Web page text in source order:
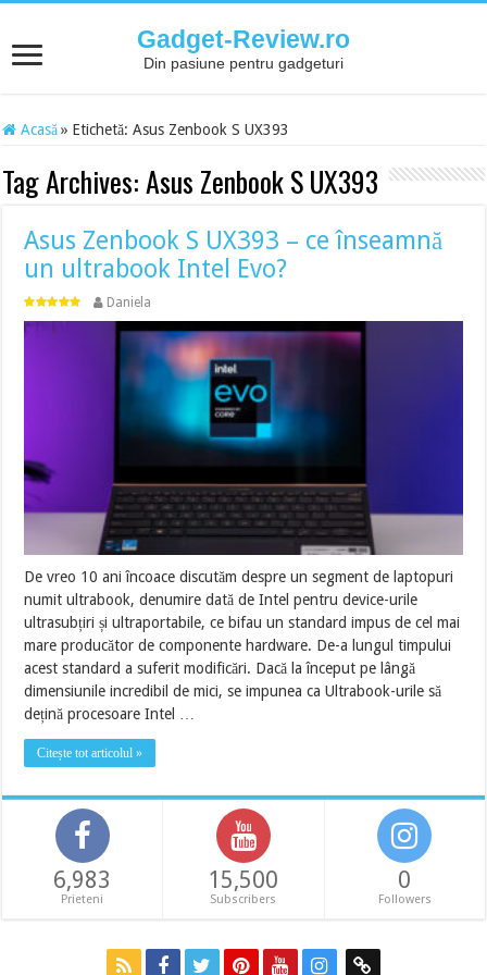
Gadget-Review.ro
Din pasiune pentru gadgeturi
Acasă » Etichetă:Asus Zenbook S UX393
Tag Archives:Asus Zenbook S UX393
Asus Zenbook S UX393 – ce înseamnă
un ultrabook Intel Evo?
Daniela
De vreo 10 ani încoace discutăm despre un segment de laptopuri
numit ultrabook, denumire dată de Intel pentru device-urile
ultrasubțiri și ultraportabile, ce bifau un standard impus de cel mai
mare producător de componente hardware. De-a lungul timpului
acest standard a suferit modificări. Dacă la început pe lângă
dimensiunile incredibil de mici, se impunea ca Ultrabook-urile să
dețină procesoare Intel …
Citește tot articolul »
6,983
Prieteni
15,500
Subscribers
0
Followers